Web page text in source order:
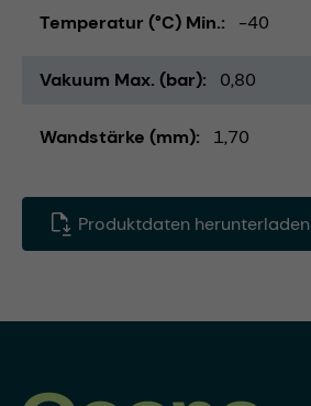
Temperatur (°C) Min. -40
Vakuum Max. (bar) 0,80
Wandstärke (mm) 1,70
Produktdaten herunterladen